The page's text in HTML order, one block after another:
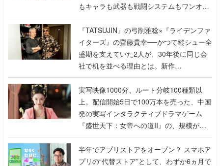
もキャラも武器も戦闘システムもワンオフ
で作り込まれた理由を両ディレクターに聞
く
『TATSUJIN』の弓削雅稔×『ライデンファ
イターズ』の齋藤貴幸──かつて縦シュー全
盛期を支えていた2人が、30年後に同じ会
社で机を並べる理由とは。新作
『TATSUJIN EXTREME』で初タッグを組
んだレジェンド2人に訊く開発秘話
実写映像1000分、ルート分岐100種類以
上。配信開始5日で100万本を売った、中国
発の実写インタラクティブドラマゲーム
『盛世天下：女帝への道II』の、規模が違
うこだわりをプロデューサーに聞いた
半年でアプリストアをオープン？ スマホア
プリの“代替ストア”として、わずか6ヵ月で